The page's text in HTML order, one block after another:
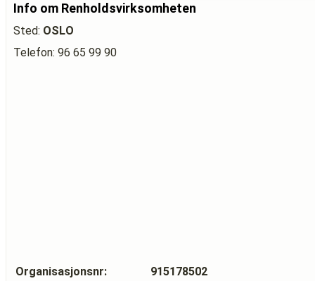
Info om Renholdsvirksomheten
Sted: OSLO
Telefon: 96 65 99 90
Organisasjonsnr:
915178502